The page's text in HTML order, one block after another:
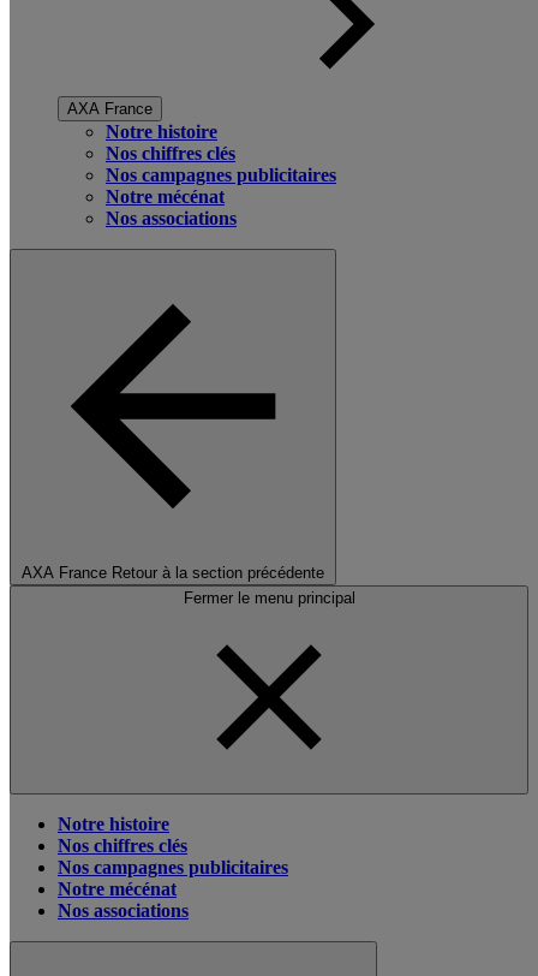
AXA France
Notre histoire
Nos chiffres clés
Nos campagnes publicitaires
Notre mécénat
Nos associations
AXA France Retour à la section précédente
Fermer le menu principal
Notre histoire
Nos chiffres clés
Nos campagnes publicitaires
Notre mécénat
Nos associations